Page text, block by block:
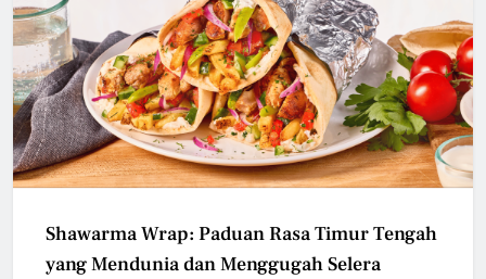
Shawarma Wrap: Paduan Rasa Timur Tengah
yang Mendunia dan Menggugah Selera